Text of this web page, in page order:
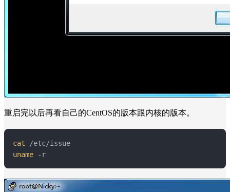
重启完以后再看自己的CentOS的版本跟内核的版本。
cat
/etc/issue
uname -r